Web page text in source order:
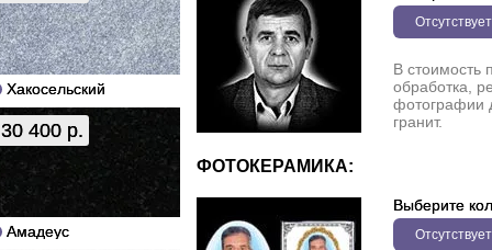
Хакосельский
30 400 р.
Амадеус
Отсутствует
В стоимость
обработка,
фотографии
гранит.
ФОТОКЕРАМИКА:
Выберите
Отсутствует